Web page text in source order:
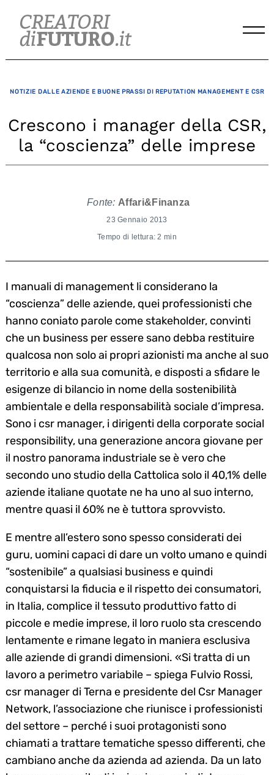
content
NOTIZIE DALLE AZIENDE E BUONE PRASSI DI REPUTATION MANAGEMENT E CSR
Crescono i manager della CSR,
la “coscienza” delle imprese
Fonte: Affari&Finanza
23 Gennaio 2013
Tempo di lettura: 2 min
I manuali di management li considerano la
“coscienza” delle aziende, quei professionisti che
hanno coniato parole come stakeholder, convinti
che un business per essere sano debba restituire
qualcosa non solo ai propri azionisti ma anche al suo
territorio e alla sua comunità, e disposti a sfidare le
esigenze di bilancio in nome della sostenibilità
ambientale e della responsabilità sociale d’impresa.
Sono i csr manager, i dirigenti della corporate social
responsibility, una generazione ancora giovane per
il nostro panorama industriale se è vero che
secondo uno studio della Cattolica solo il 40,1% delle
aziende italiane quotate ne ha uno al suo interno,
mentre quasi il 60% ne è tuttora sprovvisto.
E mentre all’estero sono spesso considerati dei
guru, uomini capaci di dare un volto umano e quindi
“sostenibile” a qualsiasi business e quindi
conquistarsi la fiducia e il rispetto dei consumatori,
in Italia, complice il tessuto produttivo fatto di
piccole e medie imprese, il loro ruolo sta crescendo
lentamente e rimane legato in maniera esclusiva
alle aziende di grandi dimensioni. «Si tratta di un
lavoro a perimetro variabile – spiega Fulvio Rossi,
csr manager di Terna e presidente del Csr Manager
Network, l’associazione che riunisce i professionisti
del settore – perché i suoi protagonisti sono
chiamati a trattare tematiche spesso differenti, che
cambiano anche da azienda ad azienda. Da un lato